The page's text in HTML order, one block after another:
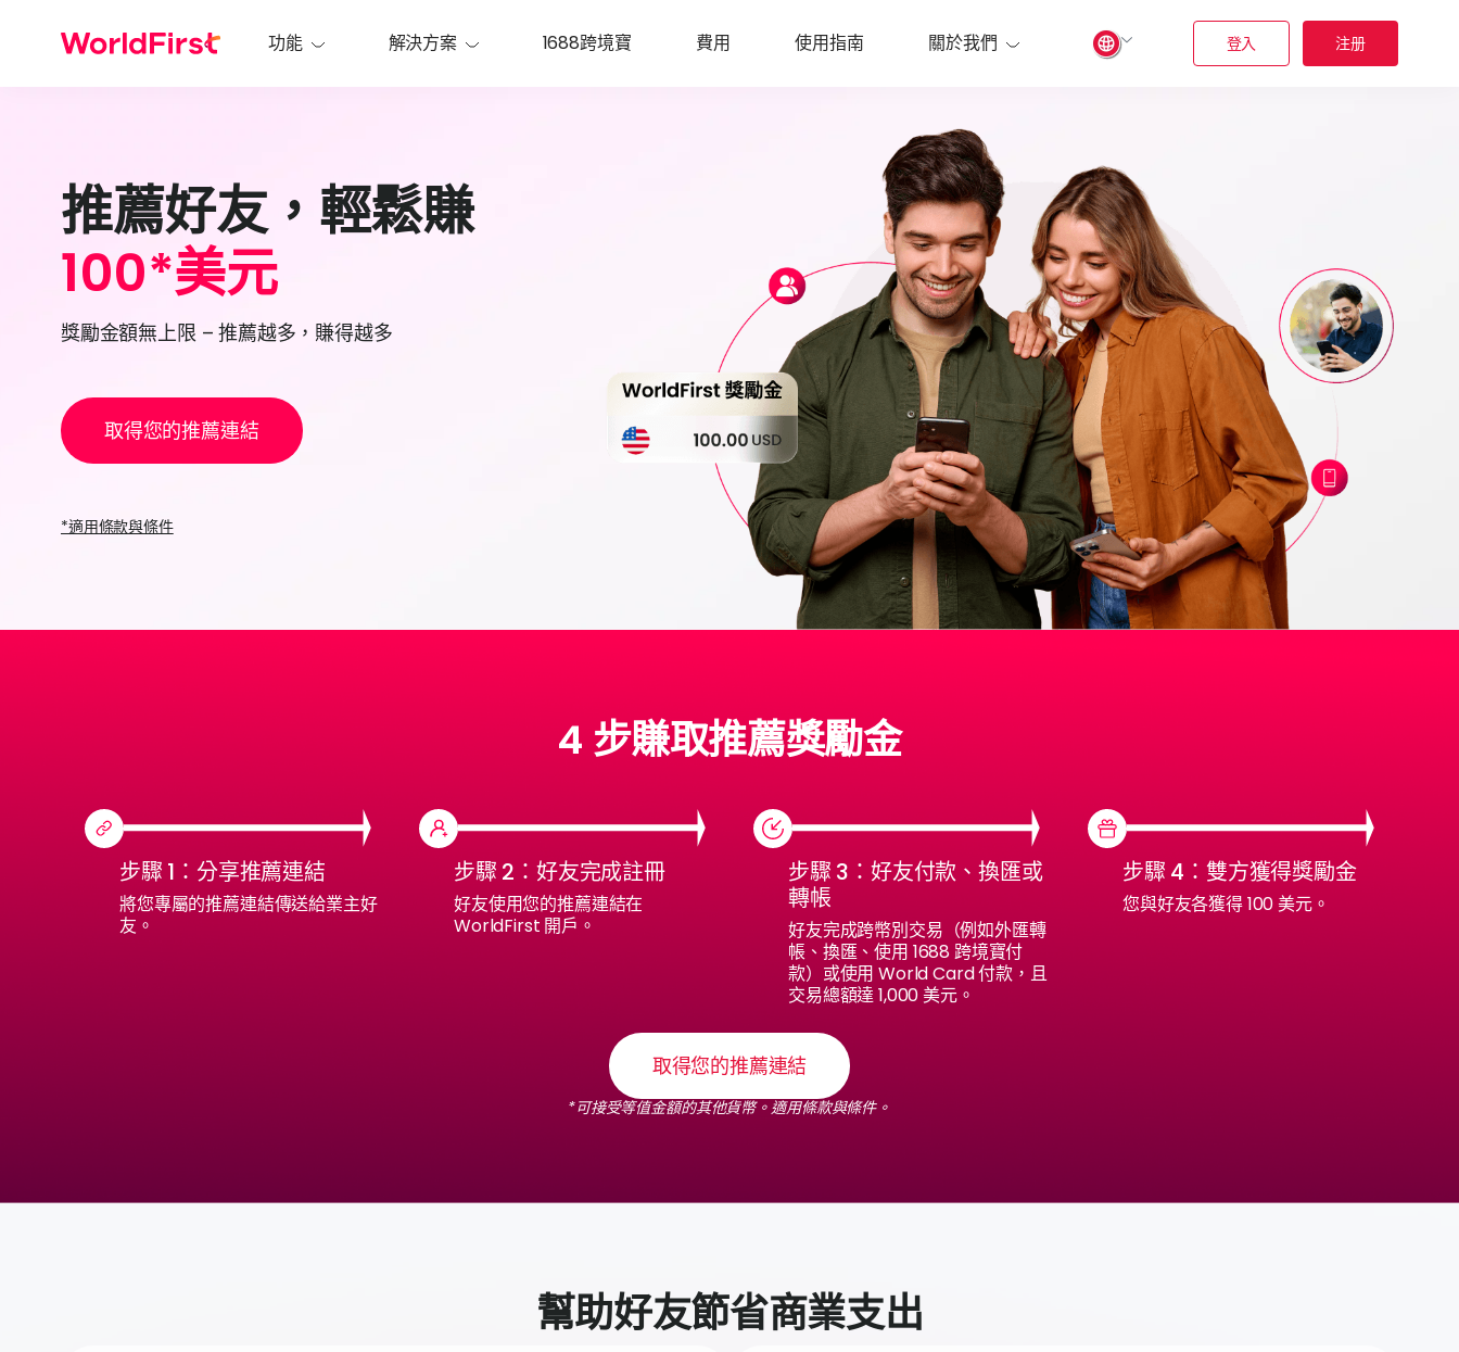
功能 解決方案 1688跨境寶 費用 使用指南 關於我們 登入 注册
推薦好友，輕鬆賺
100*美元
獎勵金額無上限 – 推薦越多，賺得越多
取得您的推薦連結
*適用條款與條件
4 步賺取推薦獎勵金
步驟 1：分享推薦連結
將您專屬的推薦連結傳送給業主好
友。
步驟 2：好友完成註冊
好友使用您的推薦連結在
WorldFirst 開戶。
步驟 3：好友付款、換匯或
轉帳
好友完成跨幣別交易（例如外匯轉
帳、換匯、使用 1688 跨境寶付
款）或使用 World Card 付款，且
交易總額達 1,000 美元。
步驟 4：雙方獲得獎勵金
您與好友各獲得 100 美元。
取得您的推薦連結
*可接受等值金額的其他貨幣。適用條款與條件。
幫助好友節省商業支出